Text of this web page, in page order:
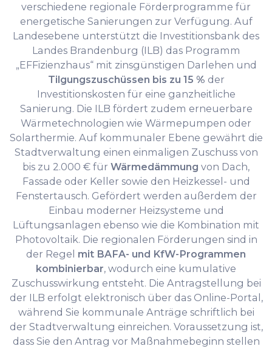
verschiedene regionale Förderprogramme für
energetische Sanierungen zur Verfügung. Auf
Landesebene unterstützt die Investitionsbank des
Landes Brandenburg (ILB) das Programm
„EFFizienzhaus“ mit zinsgünstigen Darlehen und
Tilgungszuschüssen bis zu 15 % der
Investitionskosten für eine ganzheitliche
Sanierung. Die ILB fördert zudem erneuerbare
Wärmetechnologien wie Wärmepumpen oder
Solarthermie. Auf kommunaler Ebene gewährt die
Stadtverwaltung einen einmaligen Zuschuss von
bis zu 2.000 € für Wärmedämmung von Dach,
Fassade oder Keller sowie den Heizkessel- und
Fenstertausch. Gefördert werden außerdem der
Einbau moderner Heizsysteme und
Lüftungsanlagen ebenso wie die Kombination mit
Photovoltaik. Die regionalen Förderungen sind in
der Regel mit BAFA- und KfW-Programmen
kombinierbar, wodurch eine kumulative
Zuschusswirkung entsteht. Die Antragstellung bei
der ILB erfolgt elektronisch über das Online-Portal,
während Sie kommunale Anträge schriftlich bei
der Stadtverwaltung einreichen. Voraussetzung ist,
dass Sie den Antrag vor Maßnahmebeginn stellen